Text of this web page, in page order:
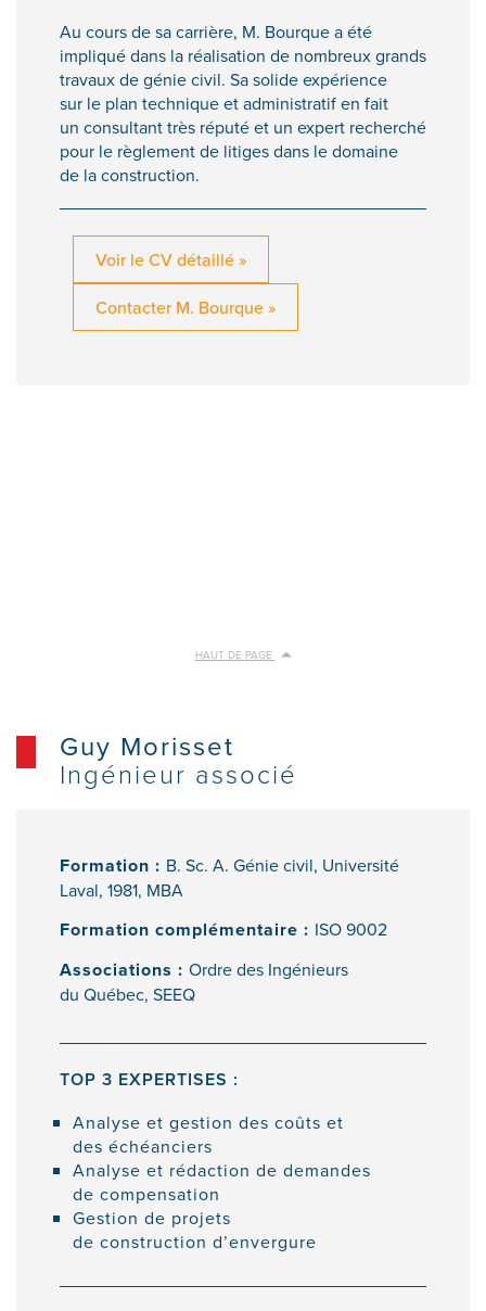
Au cours de sa carrière, M. Bourque a été
impliqué dans la réalisation de nombreux grands
travaux de génie civil. Sa solide expérience
sur le plan technique et administratif en fait
un consultant très réputé et un expert recherché
pour le règlement de litiges dans le domaine
de la construction.
Voir le CV détaillé »
Contacter M. Bourque »
HAUT DE PAGE
Guy Morisset
Ingénieur associé
Formation : B. Sc. A. Génie civil, Université
Laval, 1981, MBA
Formation complémentaire : ISO 9002
Associations : Ordre des Ingénieurs
du Québec, SEEQ
TOP 3 EXPERTISES :
Analyse et gestion des coûts et
des échéanciers
Analyse et rédaction de demandes
de compensation
Gestion de projets
de construction d’envergure